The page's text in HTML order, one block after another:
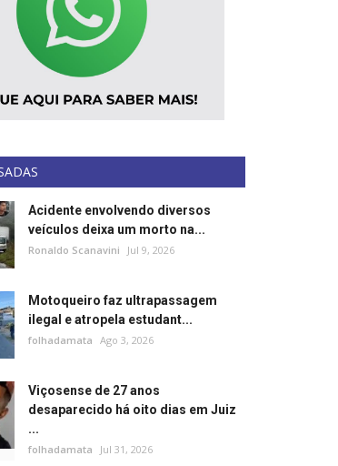
Acidente envolvendo diversos
veículos deixa um morto na...
Ronaldo Scanavini Jul 9, 2026
Motoqueiro faz ultrapassagem
ilegal e atropela estudant...
folhadamata Ago 3, 2026
Viçosense de 27 anos
desaparecido há oito dias em Juiz
...
folhadamata Jul 31, 2026